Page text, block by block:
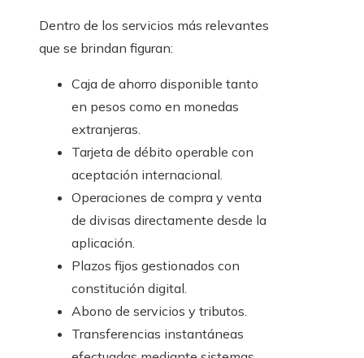
Dentro de los servicios más relevantes
que se brindan figuran:
Caja de ahorro disponible tanto
en pesos como en monedas
extranjeras.
Tarjeta de débito operable con
aceptación internacional.
Operaciones de compra y venta
de divisas directamente desde la
aplicación.
Plazos fijos gestionados con
constitución digital.
Abono de servicios y tributos.
Transferencias instantáneas